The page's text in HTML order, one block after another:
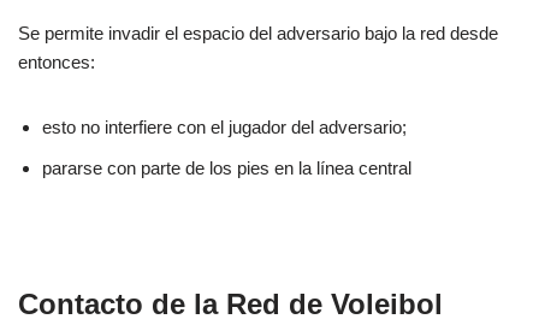
Se permite invadir el espacio del adversario bajo la red desde
entonces:
esto no interfiere con el jugador del adversario;
pararse con parte de los pies en la línea central
Contacto de la Red de Voleibol